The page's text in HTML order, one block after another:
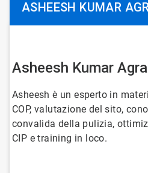
ASHEESH KUMAR
Asheesh Kumar
Asheesh è un esperto in
COP, valutazione del sito,
convalida della pulizia,
CIP e training in loco.